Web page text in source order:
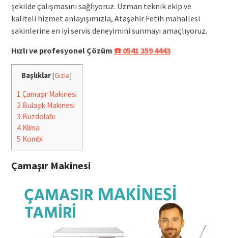
şekilde çalışmasını sağlıyoruz. Uzman teknik ekip ve
kaliteli hizmet anlayışımızla, Ataşehir Fetih mahallesi
sakinlerine en iyi servis deneyimini sunmayı amaçlıyoruz.
Hızlı ve profesyonel Çözüm ☎️ 0541 359 4443
Başlıklar[Gizle]
1 Çamaşır Makinesi
2 Bulaşık Makinesi
3 Buzdolabı
4Klima
5 Kombi
Çamaşır Makinesi